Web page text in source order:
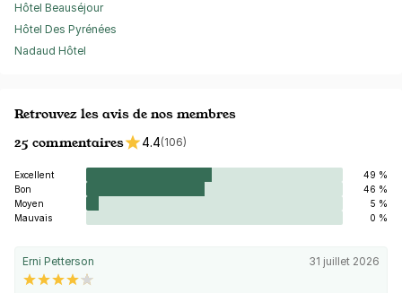
Hôtel Beauséjour
Hôtel Des Pyrénées
Nadaud Hôtel
Retrouvez les avis de nos membres
25 commentaires
4.4(106)
Excellent
49 %
Bon
46 %
Moyen
5 %
Mauvais
0 %
Erni Petterson 31 juillet 2026